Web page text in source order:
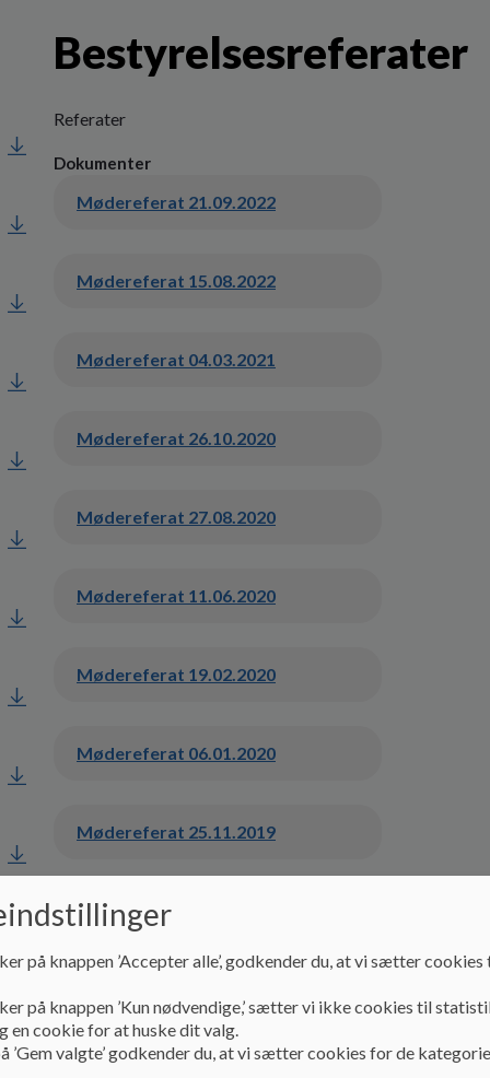
Bestyrelsesreferater
Referater
Dokumenter
Mødereferat 21.09.2022
Mødereferat 15.08.2022
Mødereferat 04.03.2021
Mødereferat 26.10.2020
Mødereferat 27.08.2020
Mødereferat 11.06.2020
Mødereferat 19.02.2020
Mødereferat 06.01.2020
Mødereferat 25.11.2019
Mødereferat 23.10.2019
Mødereferat 06.06.2019
på knappen ’Accepter alle’, godkender du, at vi sætter
på knappen ’Kun nødvendige,’ sætter vi ikke cookies til
en cookie for at huske dit valg.
’Gem valgte’ godkender du, at vi sætter cookies for de